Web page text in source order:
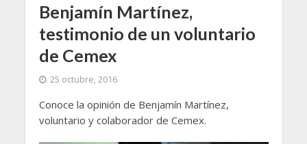
Benjamín Martínez,
testimonio de un voluntario
de Cemex
25 octubre, 2016
Conoce la opinión de Benjamín Martínez,
voluntario y colaborador de Cemex.